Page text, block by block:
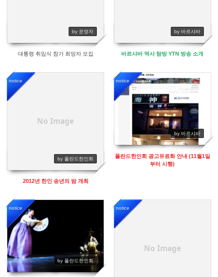
by 운영자
대통령 취임식 참가 희망자 모집
by 바르샤바
바르샤바 역사 탐방 YTN 방송 소개
No Image
notice
by 폴란드한인회
2012년 한인 송년의 밤 개최
notice
by 바르샤바
13280
폴란드한인회 광고유료화 안내 (11월1일
부터 시행)
notice
by 폴란드한인회
14223
No Image
notice